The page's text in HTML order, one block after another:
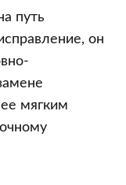
путь
он
мягким